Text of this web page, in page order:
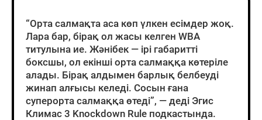
“Орта салмақта аса көп үлкен есімдер жоқ.
Лара бар, бірақ ол жасы келген WBA
титулына ие. Жәнібек — ірі габаритті
боксшы, ол екінші орта салмаққа көтеріле
алады. Бірақ алдымен барлық белбеуді
жинап алғысы келеді. Сосын ғана
суперорта салмаққа өтеді”, — деді Эгис
Климас 3 Knockdown Rule подкастында.